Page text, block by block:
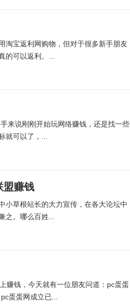
淘宝返利网购物，但对于很多新手朋友
的可以返利。...
来说刚刚开始玩网络赚钱，还是找一些
就可以了，...
盟赚钱
小草根站长的大力宣传，在各大论坛中
之。哪么百姓...
赚钱，今天就有一位朋友问道：pc蛋蛋
蛋蛋网成立已...